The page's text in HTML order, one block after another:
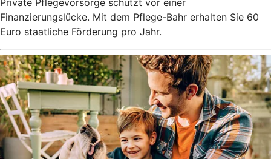
Finanzierungslücke. Mit dem Pflege-Bahr erhalten Sie 60
Euro staatliche Förderung pro Jahr.